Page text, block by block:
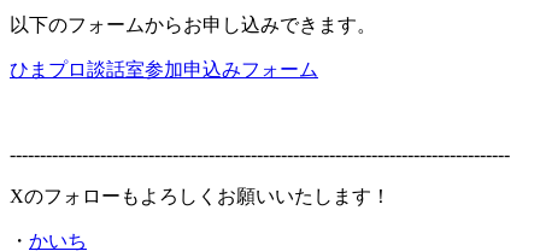
以下のフォームからお申し込みできます。
ひまプロ談話室参加申込みフォーム
-----------------------------------------------------------------------------------
Xのフォローもよろしくお願いいたします！
・ かいち